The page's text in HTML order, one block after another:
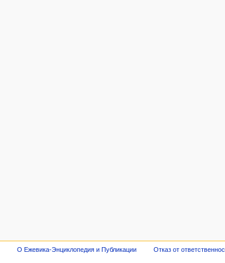
О Ежевика-Энциклопедия и Публикации Отказ от